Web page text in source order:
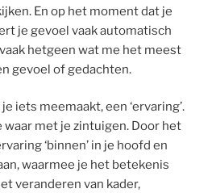
En op het moment dat je
je gevoel vaak automatisch
hetgeen wat me het meest
gevoel of gedachten.
iets meemaakt, een ‘ervaring’.
waar met je zintuigen. Door het
‘binnen’ in je hoofd en
waarmee je het betekenis
veranderen van kader,